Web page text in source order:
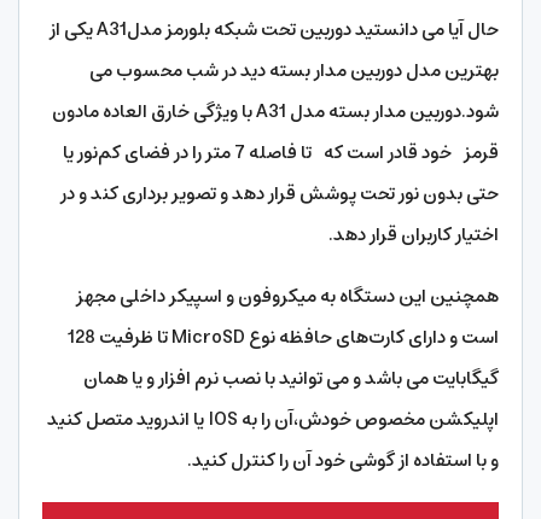
حال آیا می دانستید دوربین تحت شبکه بلورمز مدلA31 یکی از
بهترین مدل دوربین مدار بسته دید در شب محسوب می
شود.دوربین مدار بسته مدل A31 با ویژگی خارق العاده مادون
قرمز خود قادر است که تا فاصله 7 متر را در فضای کم‌نور یا
حتی بدون نور تحت پوشش قرار دهد و تصویر برداری کند و در
اختیار کاربران قرار دهد.
همچنین این دستگاه به میکروفون و اسپیکر داخلی مجهز
است و دارای کارت‌های حافظه نوع MicroSD تا ظرفیت 128
گیگابایت می باشد و می توانید با نصب نرم افزار و یا همان
اپلیکشن مخصوص خودش،آن را به IOS یا اندروید متصل کنید
و با استفاده از گوشی خود آن را کنترل کنید.